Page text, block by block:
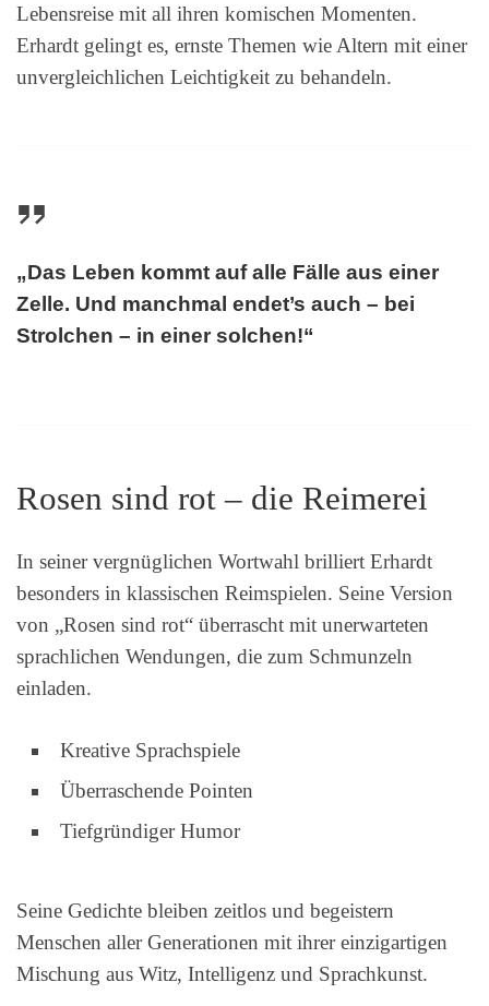
Lebensreise mit all ihren komischen Momenten.
Erhardt gelingt es, ernste Themen wie Altern mit einer
unvergleichlichen Leichtigkeit zu behandeln.
„Das Leben kommt auf alle Fälle aus einer
Zelle. Und manchmal endet’s auch – bei
Strolchen – in einer solchen!“
Rosen sind rot – die Reimerei
In seiner vergnüglichen Wortwahl brilliert Erhardt
besonders in klassischen Reimspielen. Seine Version
von „Rosen sind rot“ überrascht mit unerwarteten
sprachlichen Wendungen, die zum Schmunzeln
einladen.
Kreative Sprachspiele
Überraschende Pointen
Tiefgründiger Humor
Seine Gedichte bleiben zeitlos und begeistern
Menschen aller Generationen mit ihrer einzigartigen
Mischung aus Witz, Intelligenz und Sprachkunst.